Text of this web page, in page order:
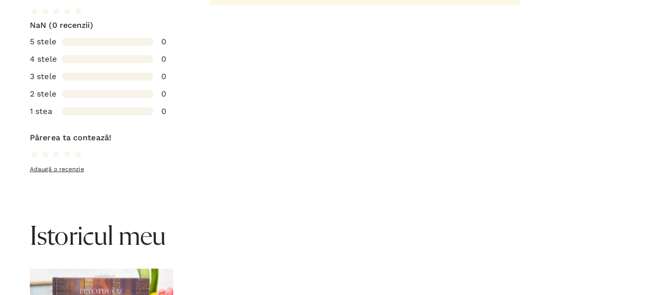
NaN (0 recenzii)
5 stele
0
4 stele
0
3 stele
0
2 stele
0
1 stea
0
Părerea ta contează!
Adaugă o recenzie
Istoricul meu